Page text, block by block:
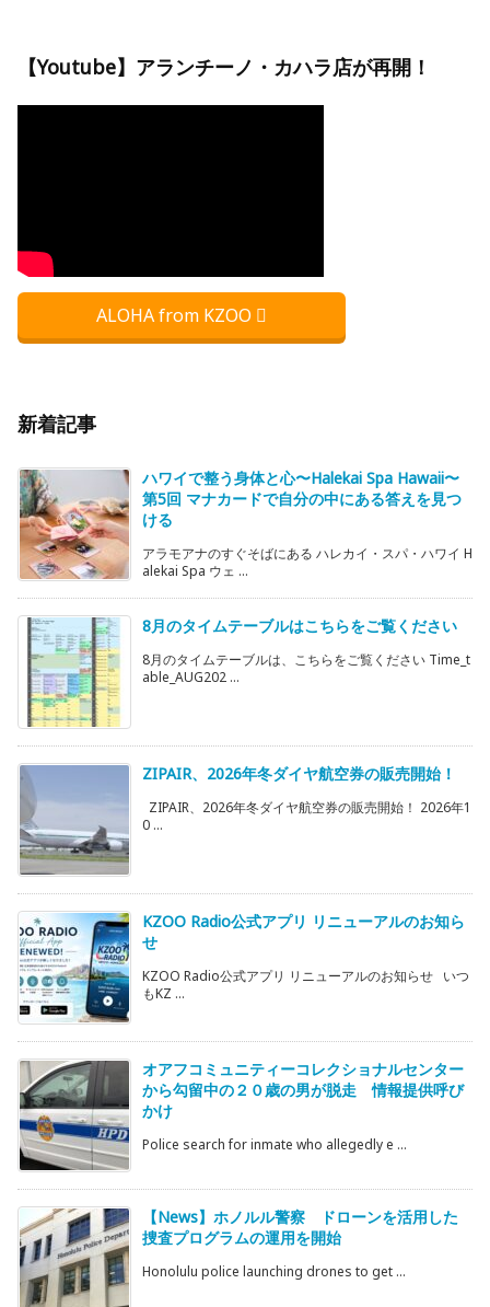
【Youtube】アランチーノ・カハラ店が再開！
ALOHA from KZOO
新着記事
ハワイで整う身体と心〜Halekai Spa Hawaii〜
第5回 マナカードで自分の中にある答えを見つ
ける
アラモアナのすぐそばにある ハレカイ・スパ・ハワイ H
alekai Spa ウェ ...
8月のタイムテーブルはこちらをご覧ください
8月のタイムテーブルは、こちらをご覧ください Time_t
able_AUG202 ...
ZIPAIR、2026年冬ダイヤ航空券の販売開始！
ZIPAIR、2026年冬ダイヤ航空券の販売開始！ 2026年1
0 ...
KZOO Radio公式アプリ リニューアルのお知ら
せ
KZOO Radio公式アプリ リニューアルのお知らせ いつ
もKZ ...
オアフコミュニティーコレクショナルセンター
から勾留中の２０歳の男が脱走 情報提供呼び
かけ
Police search for inmate who allegedly e ...
【News】ホノルル警察 ドローンを活用した
捜査プログラムの運用を開始
Honolulu police launching drones to get ...